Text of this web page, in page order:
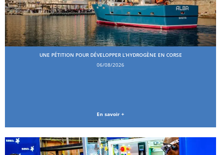
UNE PÉTITION POUR DÉVELOPPER L’HYDROGÈNE EN CORSE
06/08/2026
En savoir +